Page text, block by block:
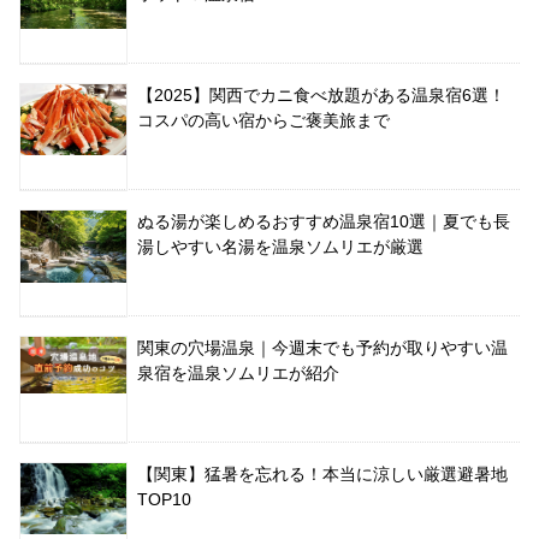
【2025】関西でカニ食べ放題がある温泉宿6選！
コスパの高い宿からご褒美旅まで
ぬる湯が楽しめるおすすめ温泉宿10選｜夏でも長
湯しやすい名湯を温泉ソムリエが厳選
関東の穴場温泉｜今週末でも予約が取りやすい温
泉宿を温泉ソムリエが紹介
【関東】猛暑を忘れる！本当に涼しい厳選避暑地
TOP10